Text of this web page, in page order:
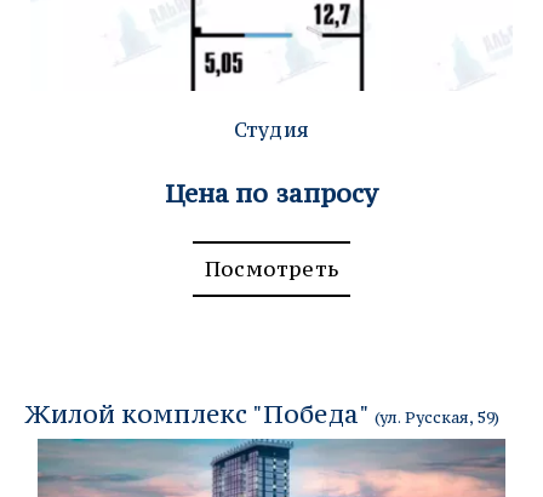
Студия
Цена по запросу
Посмотреть
Жилой комплекс "Победа" (ул. Русская, 59)